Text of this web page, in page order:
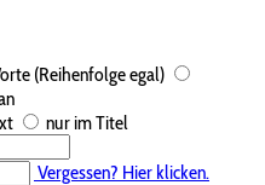
(Reihenfolge egal)
nur im Titel
Vergessen? Hier klicken.